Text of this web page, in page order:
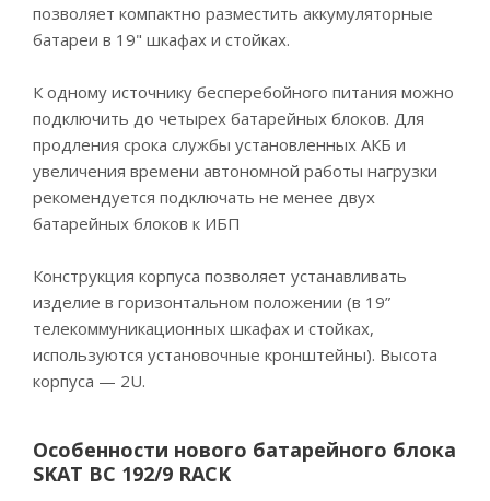
позволяет компактно разместить аккумуляторные
батареи в 19" шкафах и стойках.
К одному источнику бесперебойного питания можно
подключить до четырех батарейных блоков. Для
продления срока службы установленных АКБ и
увеличения времени автономной работы нагрузки
рекомендуется подключать не менее двух
батарейных блоков к ИБП
Конструкция корпуса позволяет устанавливать
изделие в горизонтальном положении (в 19”
телекоммуникационных шкафах и стойках,
используются установочные кронштейны). Высота
корпуса — 2U.
Особенности нового батарейного блока
SKAT BC 192/9 RACK